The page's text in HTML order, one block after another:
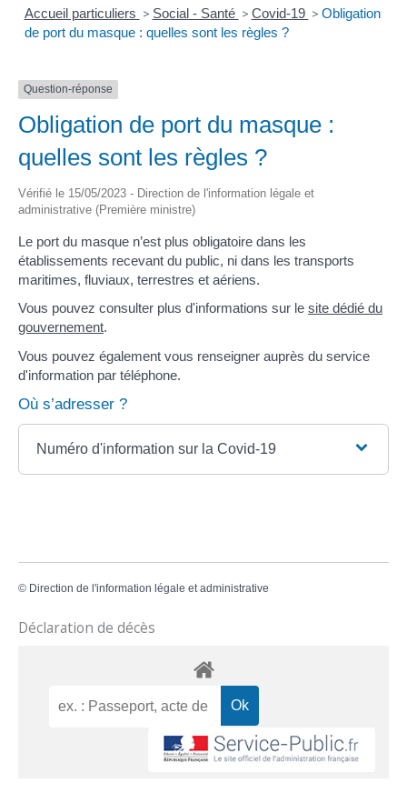
Accueil particuliers > Social - Santé > Covid-19 > Obligation
de port du masque : quelles sont les règles ?
Question-réponse
Obligation de port du masque :
quelles sont les règles ?
Vérifié le 15/05/2023 - Direction de l'information légale et
administrative (Première ministre)
Le port du masque n’est plus obligatoire dans les
établissements recevant du public, ni dans les transports
maritimes, fluviaux, terrestres et aériens.
Vous pouvez consulter plus d'informations sur le site dédié du
gouvernement.
Vous pouvez également vous renseigner auprès du service
d'information par téléphone.
Où s’adresser ?
Numéro d'information sur la Covid-19
© Direction de l'information légale et administrative
Déclaration de décès